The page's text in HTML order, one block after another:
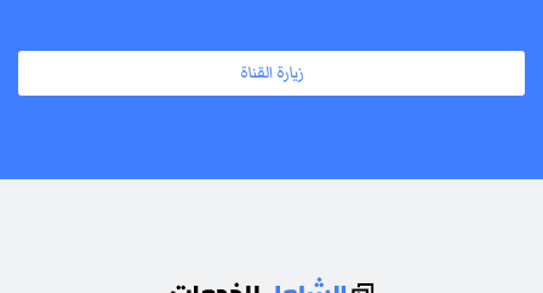
زيارة القناة